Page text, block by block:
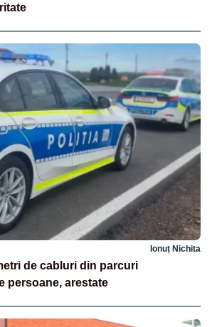
Ionuț Nichita
de cabluri din parcuri
persoane, arestate